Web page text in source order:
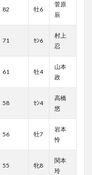
82 牡6
菅原
辰
71 ｾﾝ6
村上
忍
61 牡4
山本
政
58 ｾﾝ4
高橋
悠
56 牡7
岩本
怜
55 牝8
関本
玲